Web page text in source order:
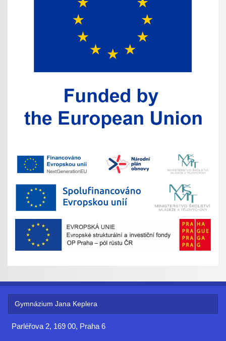
Gymnázium Jana Keplera
Parléřova 2, 169 00, Praha 6